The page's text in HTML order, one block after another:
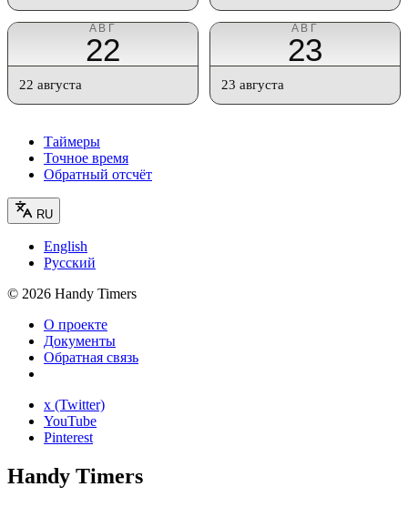
АВГ
22
22 августа
АВГ
23
23 августа
Таймеры
Точное время
Обратный отсчёт
RU
English
Русский
© 2026 Handy Timers
О проекте
Документы
Обратная связь
x (Twitter)
YouTube
Pinterest
Handy Timers